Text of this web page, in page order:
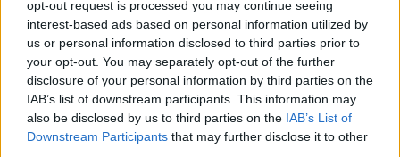
opt-out request is processed you may continue seeing
interest-based ads based on personal information utilized by
us or personal information disclosed to third parties prior to
your opt-out. You may separately opt-out of the further
disclosure of your personal information by third parties on the
IAB’s list of downstream participants. This information may
also be disclosed by us to third parties on the IAB’s List of
Downstream Participants that may further disclose it to other
tehát nem alakítja át gyökeresen az
online kereskedelmet, de
megszüntethet egy régóta ismert
fogyasztói bosszúságot: az elállási
jog gyakorlásához várhatóan nem kell